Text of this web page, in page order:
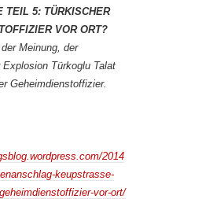
TEIL 5: TÜRKISCHER
VOR ORT?
Meinung, der
Explosion Türkoglu Talat
Geheimdienstoffizier.
2014
keupstrasse-
vor-ort/